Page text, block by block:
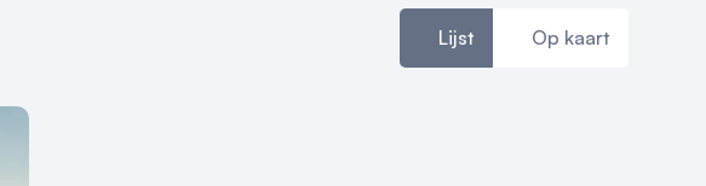
Lijst Op kaart